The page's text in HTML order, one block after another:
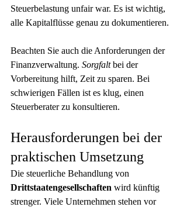
Steuerbelastung unfair war. Es ist wichtig,
alle Kapitalflüsse genau zu dokumentieren.
Beachten Sie auch die Anforderungen der
Finanzverwaltung. Sorgfalt bei der
Vorbereitung hilft, Zeit zu sparen. Bei
schwierigen Fällen ist es klug, einen
Steuerberater zu konsultieren.
Herausforderungen bei der
praktischen Umsetzung
Die steuerliche Behandlung von
Drittstaatengesellschaften wird künftig
strenger. Viele Unternehmen stehen vor